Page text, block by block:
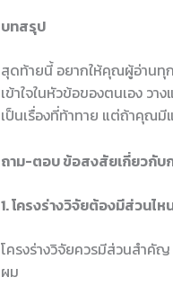
บทสรุป
สุดท้ายนี้ อยากให้คุณผู้อ่านทุก
เข้าใจในหัวข้อของตนเอง ว
เป็นเรื่องที่ท้าทาย แต่ถ้าคุณ
ถาม-ตอบ ข้อสงสัยเกี่ยวกับ
1. โครงร่างวิจัยต้องมีส่วนไห
โครงร่างวิจัยควรมีส่วนสำคั
ผม